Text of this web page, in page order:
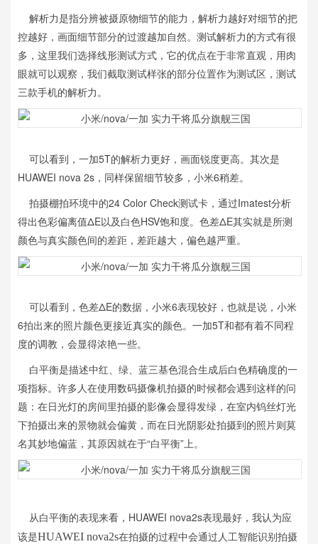
解析力是指分辨被摄原物细节的能力，解析力越好对细节的把
控越好，画面细节部分的过渡越加自然。测试解析力的方式有很
多，这里我们选择线形测试方式，它的优点在于非常直观，用肉
眼就可以观察，我们截取测试样张的部分位置作为测试区，测试
三款手机的解析力。
可以看到，一加5T的解析力更好，画面锐度更高。其次是
HUAWEI nova 2s，同样保留细节较多，小米6稍差。
拍摄棚拍环境中的24 Color Check测试卡，通过Imatest分析
得出色彩偏离值ΔE以及白色HSV饱和度。色差ΔE其实就是所测
颜色与真实颜色间的差距，差距越大，偏色越严重。
可以看到，色差ΔE的数据，小米6表现较好，也就是说，小米
6拍出来的照片颜色更接近真实的颜色。一加5T和都有着不同程
度的调教，会显得浓艳一些。
白平衡是描述中红、绿、蓝三基色混合生成后白色精确度的一
项指标。许多人在使用数码摄像机拍摄的时候都会遇到这样的问
题：在日光灯的房间里拍摄的影像会显得发绿，在室内钨丝灯光
下拍摄出来的景物就会偏黄，而在日光阴影处拍摄到的照片则莫
名其妙地偏蓝，其原因就在于“白平衡”上。
从白平衡的表现来看，HUAWEI nova2s表现最好，我认为应
该是HUAWEI nova2s在拍摄的过程中会通过人工智能识别拍摄